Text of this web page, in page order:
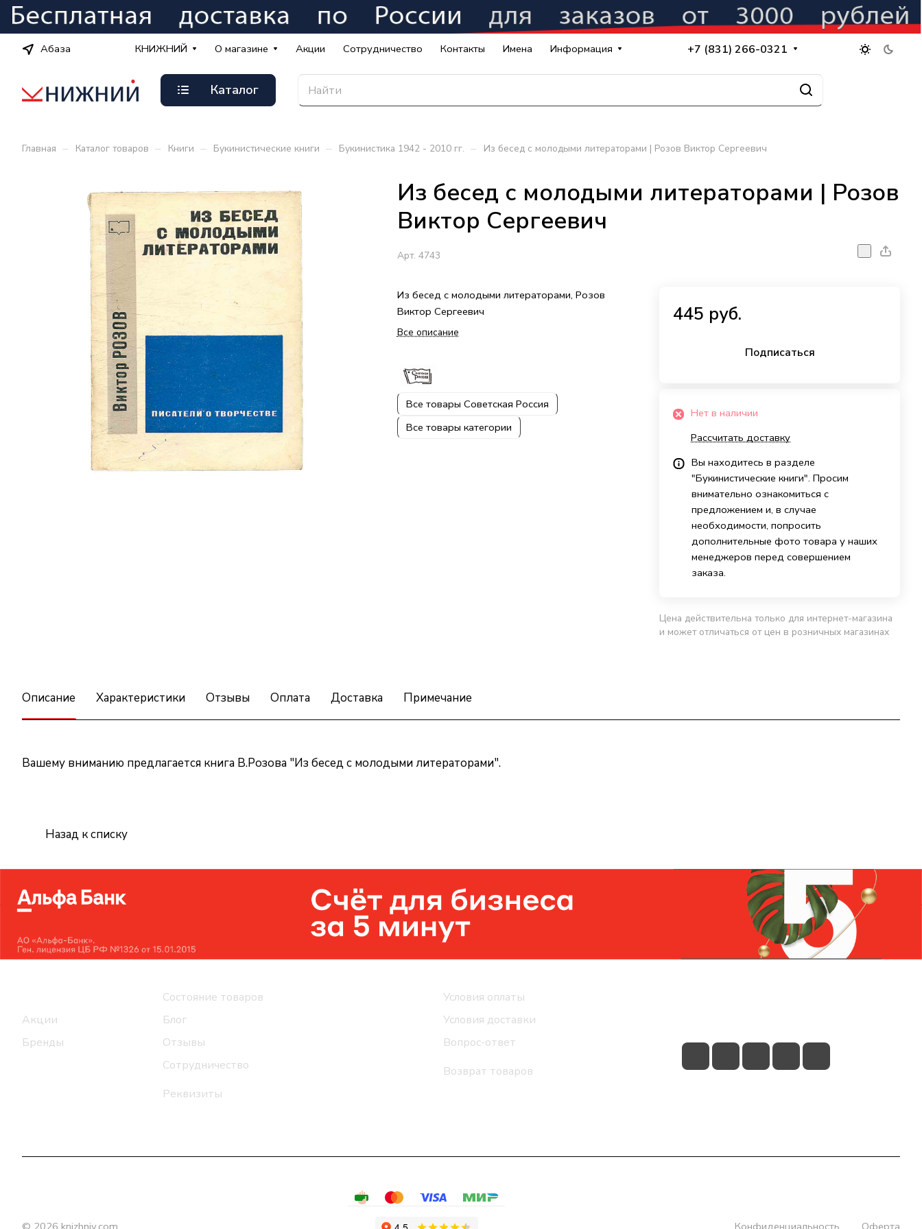
Абаза КНИЖНИЙ О магазине Акции Сотрудничество Контакты Имена Информация +7 (831) 266-0321
Каталог
Главная – Каталог товаров – Книги – Букинистические книги – Букинистика 1942 - 2010 гг. – Из бесед с молодыми литераторами | Розов Виктор Сергеевич
Из бесед с молодыми литераторами | Розов
Виктор Сергеевич
Арт. 4743
Из бесед с молодыми литераторами, Розов
Виктор Сергеевич
Все описание
Все товары Советская Россия
Все товары категории
445 руб.
Подписаться
Нет в наличии
Рассчитать доставку
Вы находитесь в разделе
"Букинистические книги". Просим
внимательно ознакомиться с
предложением и, в случае
необходимости, попросить
дополнительные фото товара у наших
менеджеров перед совершением
заказа.
Цена действительна только для интернет-магазина
и может отличаться от цен в розничных магазинах
Описание Характеристики Отзывы Оплата Доставка Примечание
Вашему вниманию предлагается книга В.Розова "Из бесед с молодыми литераторами".
Назад к списку
Акции
Бренды
Состояние товаров
Блог
Отзывы
Сотрудничество
Реквизиты
Условия оплаты
Условия доставки
Вопрос-ответ
Возврат товаров